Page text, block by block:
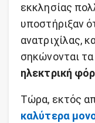
εκκλησίας
υποστήριξαν
ανατριχίλας,
σηκώνονται
ηλεκτρική
Τώρα, εκτός
καλύτερα